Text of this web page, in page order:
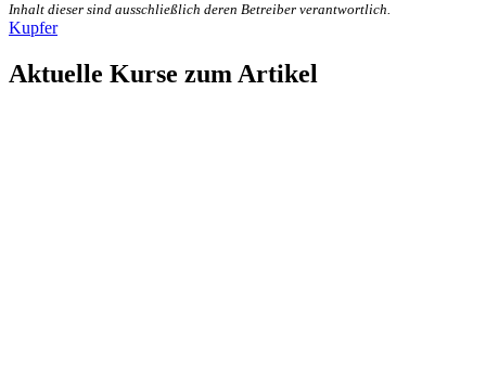
Inhalt dieser sind ausschließlich deren Betreiber verantwortlich.
Kupfer
Aktuelle Kurse zum Artikel